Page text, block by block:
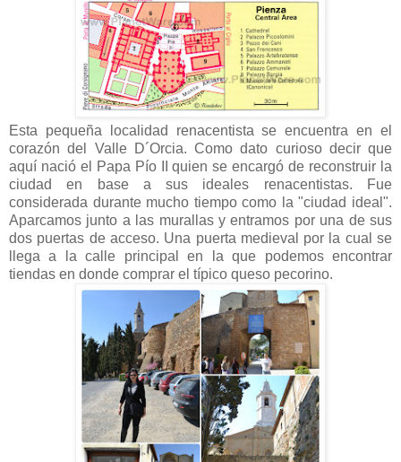
Esta pequeña localidad renacentista se encuentra en el
corazón del Valle D´Orcia. Como dato curioso decir que
aquí nació el Papa Pío II quien se encargó de reconstruir la
ciudad en base a sus ideales renacentistas. Fue
considerada durante mucho tiempo como la "ciudad ideal".
Aparcamos junto a las murallas y entramos por una de sus
dos puertas de acceso. Una puerta medieval por la cual se
llega a la calle principal en la que podemos encontrar
tiendas en donde comprar el típico queso pecorino.